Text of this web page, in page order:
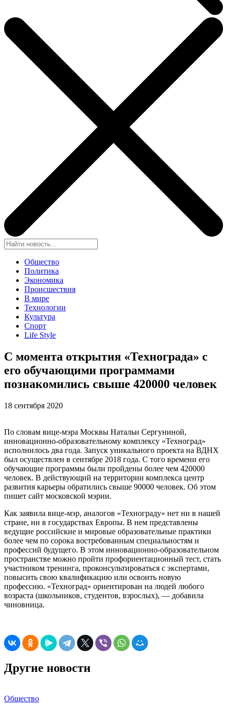
Общество
Политика
Экономика
Происшествия
В мире
Технологии
Культура
Спорт
Life Style
С момента открытия «Технограда» с
его обучающими программами
познакомились свыше 420000 человек
18 сентября 2020
По словам вице-мэра Москвы Натальи Сергуниной,
инновационно-образовательному комплексу «Техноград»
исполнилось два года. Запуск уникального проекта на ВДНХ
был осуществлен в сентябре 2018 года. С того времени его
обучающие программы были пройдены более чем 420000
человек. В действующий на территории комплекса центр
развития карьеры обратились свыше 90000 человек. Об этом
пишет сайт московской мэрии.
Как заявила вице-мэр, аналогов «Технограду» нет ни в нашей
стране, ни в государствах Европы. В нем представлены
ведущие российские и мировые образовательные практики
более чем по сорока востребованным специальностям и
профессий будущего. В этом инновационно-образовательном
пространстве можно пройти профориентационный тест, стать
участником тренинга, проконсультироваться с экспертами,
повысить свою квалификацию или освоить новую
профессию. «Техноград» ориентирован на людей любого
возраста (школьников, студентов, взрослых), — добавила
чиновница.
Другие новости
Общество